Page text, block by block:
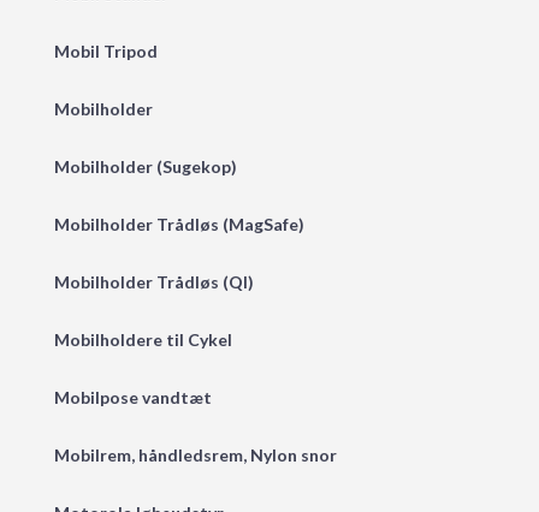
Mobil Tripod
Mobilholder
Mobilholder (Sugekop)
Mobilholder Trådløs (MagSafe)
Mobilholder Trådløs (QI)
Mobilholdere til Cykel
Mobilpose vandtæt
Mobilrem, håndledsrem, Nylon snor